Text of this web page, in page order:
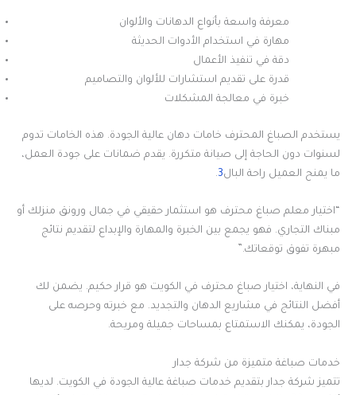
معرفة واسعة بأنواع الدهانات والألوان
مهارة في استخدام الأدوات الحديثة
دقة في تنفيذ الأعمال
قدرة على تقديم استشارات للألوان والتصاميم
خبرة في معالجة المشكلات
يستخدم الصباغ المحترف خامات دهان عالية الجودة. هذه الخامات تدوم
لسنوات دون الحاجة إلى صيانة متكررة. يقدم ضمانات على جودة العمل،
ما يمنح العميل راحة البال3
.
“اختيار معلم صباغ محترف هو استثمار حقيقي في جمال ورونق منزلك أو
مبناك التجاري. فهو يجمع بين الخبرة والمهارة والإبداع لتقديم نتائج
مبهرة تفوق توقعاتك.”
في النهاية، اختيار صباغ محترف في الكويت هو قرار حكيم. يضمن لك
أفضل النتائج في مشاريع الدهان والتجديد. مع خبرته وحرصه على
الجودة، يمكنك الاستمتاع بمساحات جميلة ومريحة.
خدمات صباغة متميزة من شركة جدار
تتميز شركة جدار بتقديم خدمات صباغة عالية الجودة في الكويت. لديها